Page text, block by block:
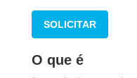
SOLICITAR
O que é